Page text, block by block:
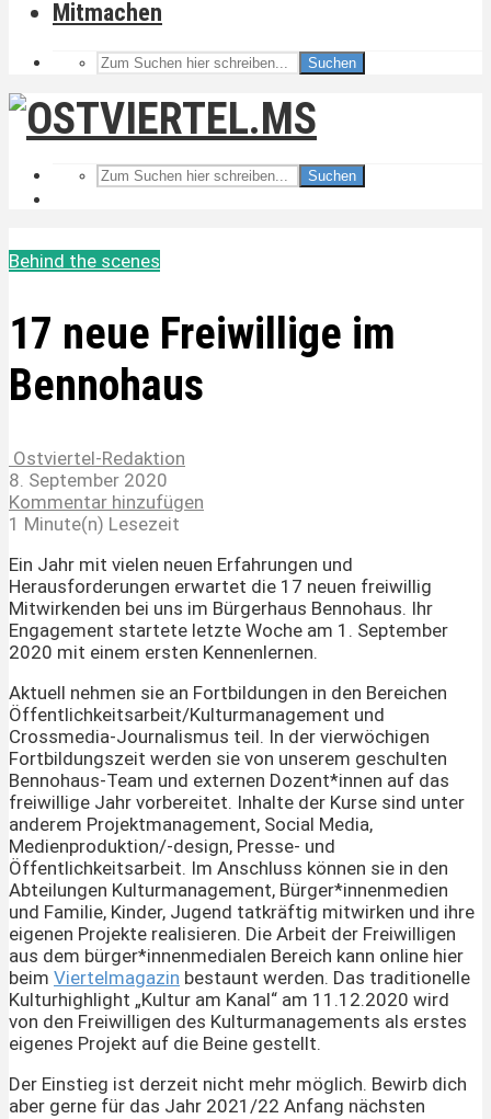
Mitmachen
Suchen
Suchen
Behind the scenes
17 neue Freiwillige im
Bennohaus
Ostviertel-Redaktion
8. September 2020
Kommentar hinzufügen
1 Minute(n) Lesezeit
Ein Jahr mit vielen neuen Erfahrungen und
Herausforderungen erwartet die 17 neuen freiwillig
Mitwirkenden bei uns im Bürgerhaus Bennohaus. Ihr
Engagement startete letzte Woche am 1. September
2020 mit einem ersten Kennenlernen.
Aktuell nehmen sie an Fortbildungen in den Bereichen
Öffentlichkeitsarbeit/Kulturmanagement und
Crossmedia-Journalismus teil. In der vierwöchigen
Fortbildungszeit werden sie von unserem geschulten
Bennohaus-Team und externen Dozent*innen auf das
freiwillige Jahr vorbereitet. Inhalte der Kurse sind unter
anderem Projektmanagement, Social Media,
Medienproduktion/-design, Presse- und
Öffentlichkeitsarbeit. Im Anschluss können sie in den
Abteilungen Kulturmanagement, Bürger*innenmedien
und Familie, Kinder, Jugend tatkräftig mitwirken und ihre
eigenen Projekte realisieren. Die Arbeit der Freiwilligen
aus dem bürger*innenmedialen Bereich kann online hier
beim Viertelmagazin bestaunt werden. Das traditionelle
Kulturhighlight „Kultur am Kanal“ am 11.12.2020 wird
von den Freiwilligen des Kulturmanagements als erstes
eigenes Projekt auf die Beine gestellt.
Der Einstieg ist derzeit nicht mehr möglich. Bewirb dich
aber gerne für das Jahr 2021/22 Anfang nächsten